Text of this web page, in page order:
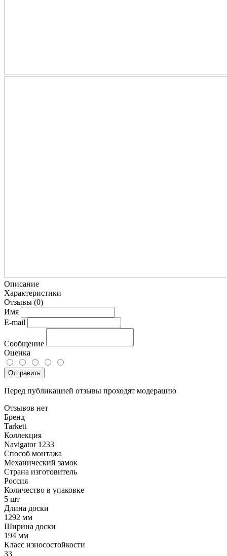
Описание
Характеристики
Отзывы (0)
Имя
E-mail
Сообщение
Оценка
Отправить
Перед публикацией отзывы проходят модерацию
Отзывов нет
Бренд
Tarkett
Коллекция
Navigator 1233
Способ монтажа
Механический замок
Страна изготовитель
Россия
Количество в упаковке
5 шт
Длина доски
1292 мм
Ширина доски
194 мм
Класс износостойкости
33